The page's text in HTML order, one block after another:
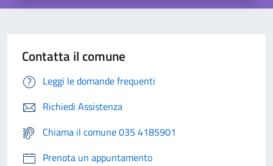
Contatta il comune
Leggi le domande frequenti
Richiedi Assistenza
Chiama il comune 035 4185901
Prenota un appuntamento